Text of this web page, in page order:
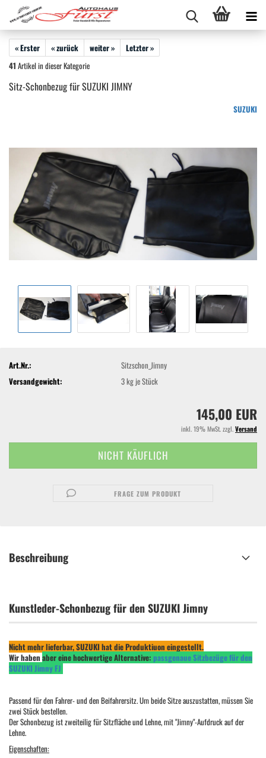
« Erster « zurück weiter »
Letzter »
41 Artikel in dieser Kategorie
Sitz-Schonbezug für SUZUKI JIMNY
SUZUKI
Art.Nr.:
Sitzschon_Jimny
Versandgewicht:
3kg je Stück
145,00 EUR
inkl. 19% MwSt. zzgl.Versand
FRAGE ZUM PRODUKT
Beschreibung
Kunstleder-Schonbezug für den SUZUKI Jimny
Nicht mehr lieferbar, SUZUKI hat die Produktiuon eingestellt.
Wir haben aber eine hochwertige Alternative: passgenaue Sitzbezüge für den
SUZUKI Jimny FJ
Passend für den Fahrer- und den Beifahrersitz. Um beide Sitze auszustatten, müssen Sie
zwei Stück bestellen.
Der Schonbezug ist zweiteilig für Sitzfläche und Lehne, mit "Jimny"-Aufdruck auf der
Lehne.
Eigenschaften: